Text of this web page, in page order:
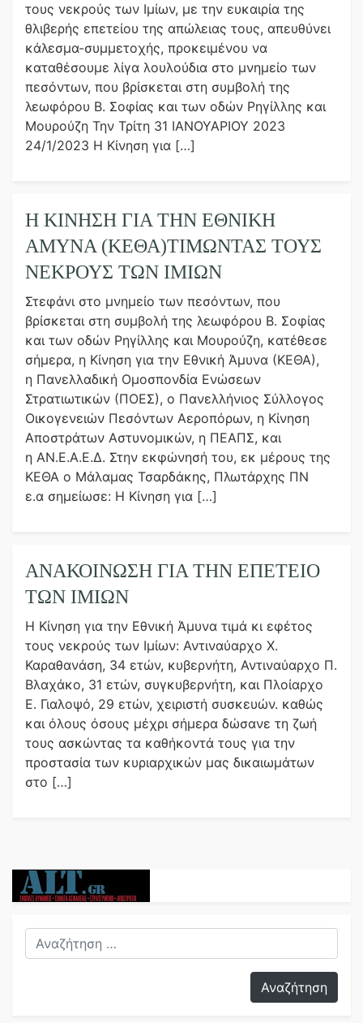
τους νεκρούς των Ιμίων, με την ευκαιρία της
θλιβερής επετείου της απώλειας τους, απευθύνει
κάλεσμα-συμμετοχής, προκειμένου να
καταθέσουμε λίγα λουλούδια στο μνημείο των
πεσόντων, που βρίσκεται στη συμβολή της
λεωφόρου Β. Σοφίας και των οδών Ρηγίλλης και
Μουρούζη Την Τρίτη 31 ΙΑΝΟΥΑΡΙΟΥ 2023
24/1/2023 Η Κίνηση για […]
Η ΚΊΝΗΣΗ ΓΙΑ ΤΗΝ ΕΘΝΙΚΉ
ΆΜΥΝΑ (ΚΕΘΑ)ΤΙΜΏΝΤΑΣ ΤΟΥΣ
ΝΕΚΡΟΎΣ ΤΩΝ ΙΜΊΩΝ
Στεφάνι στο μνημείο των πεσόντων, που
βρίσκεται στη συμβολή της λεωφόρου Β. Σοφίας
και των οδών Ρηγίλλης και Μουρούζη, κατέθεσε
σήμερα, η Κίνηση για την Εθνική Άμυνα (ΚΕΘΑ),
η Πανελλαδική Ομοσπονδία Ενώσεων
Στρατιωτικών (ΠΟΕΣ), ο Πανελλήνιος Σύλλογος
Οικογενειών Πεσόντων Αεροπόρων, η Κίνηση
Αποστράτων Αστυνομικών, η ΠΕΑΠΣ, και
η ΑΝ.Ε.Α.Ε.Δ. Στην εκφώνησή του, εκ μέρους της
ΚΕΘΑ ο Μάλαμας Τσαρδάκης, Πλωτάρχης ΠΝ
ε.α σημείωσε: Η Κίνηση για […]
ΑΝΑΚΟΙΝΩΣΗ ΓΙΑ ΤΗΝ ΕΠΕΤΕΙΟ
ΤΩΝ ΙΜΙΩΝ
Η Κίνηση για την Εθνική Άμυνα τιμά κι εφέτος
τους νεκρούς των Ιμίων: Αντιναύαρχο Χ.
Καραθανάση, 34 ετών, κυβερνήτη, Αντιναύαρχο Π.
Βλαχάκο, 31 ετών, συγκυβερνήτη, και Πλοίαρχο
Ε. Γιαλοψό, 29 ετών, χειριστή συσκευών. καθώς
και όλους όσους μέχρι σήμερα δώσανε τη ζωή
τους ασκώντας τα καθήκοντά τους για την
προστασία των κυριαρχικών μας δικαιωμάτων
στο […]